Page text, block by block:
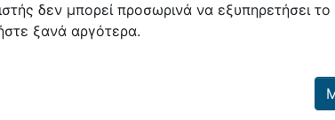
δεν μπορεί προσωρινά να εξυπηρετήσει
ξανά αργότερα.